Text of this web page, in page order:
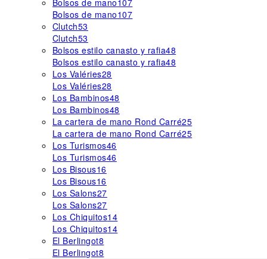
Bolsos de mano107
Bolsos de mano107
Clutch53
Clutch53
Bolsos estilo canasto y rafia48
Bolsos estilo canasto y rafia48
Los Valéries28
Los Valéries28
Los Bambinos48
Los Bambinos48
La cartera de mano Rond Carré25
La cartera de mano Rond Carré25
Los Turismos46
Los Turismos46
Los Bisous16
Los Bisous16
Los Salons27
Los Salons27
Los Chiquitos14
Los Chiquitos14
El Berlingot8
El Berlingot8